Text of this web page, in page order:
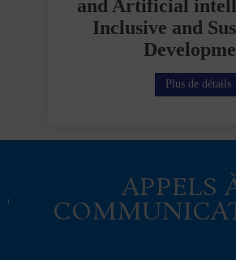
and Artificial
Inclusive and
Plus de détails
APPELS